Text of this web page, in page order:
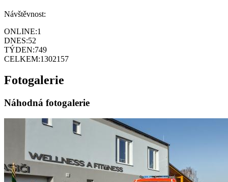
Návštěvnost:
ONLINE:1
DNES:52
TÝDEN:749
CELKEM:1302157
Fotogalerie
Náhodná fotogalerie